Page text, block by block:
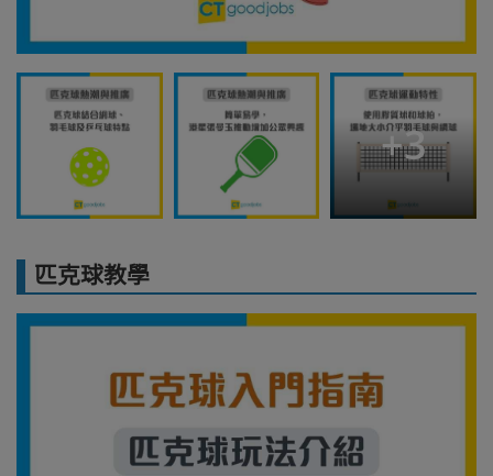
+3
匹克球教學